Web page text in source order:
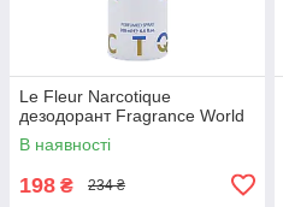
Le Fleur Narcotique
дезодорант Fragrance World
В наявності
198 ₴ 234 ₴